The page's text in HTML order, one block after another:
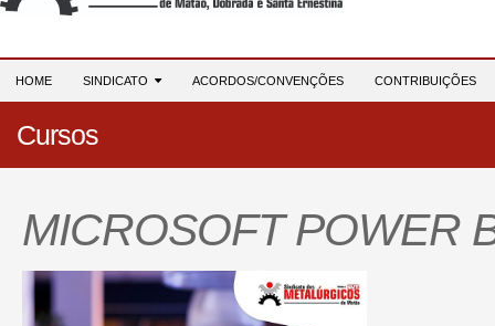
HOME SINDICATO ACORDOS/CONVENÇÕES CONTRIBUIÇÕES
Cursos
MICROSOFT POWER